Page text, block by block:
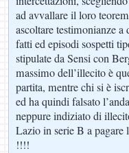
ad avvallare il loro
ascoltare testimonianze
fatti ed episodi sospetti
stipulate da Sensi con
massimo dell’illecito è
partita, mentre chi si è
ed ha quindi falsato
neppure indiziato di
Lazio in serie B a pagare
!!!!